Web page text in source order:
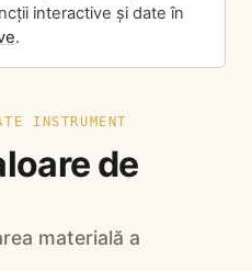
interactive și date în
.
INSTRUMENT
de
materială a